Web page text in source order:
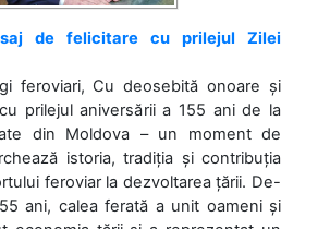
de felicitare cu prilejul Zilei
feroviari, Cu deosebită onoare și
prilejul aniversării a 155 ani de la
din Moldova – un moment de
istoria, tradiția și contribuția
feroviar la dezvoltarea țării. De-
ani, calea ferată a unit oameni și